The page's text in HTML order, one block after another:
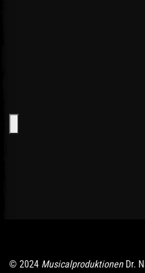
© 2024 MusicalproduktionenDr.